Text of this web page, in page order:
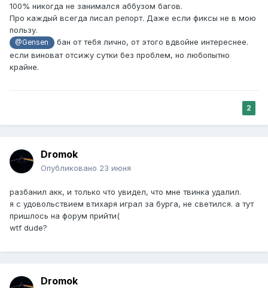
100% никогда не занимался аббузом багов.
Про каждый всегда писал репорт. Даже если фиксы не в мою
пользу.
@Gensen
бан от тебя лично, от этого вдвойне интереснее.
если виноват отсижу сутки без проблем, но любопытно
крайне.
2
Dromok
Опубликовано 23 июня
разбанил акк, и только что увидел, что мне твинка удалил.
я с удовольствием втихаря играл за бурга, не светился. а тут
пришлось на форум прийти(
wtf dude?
Dromok